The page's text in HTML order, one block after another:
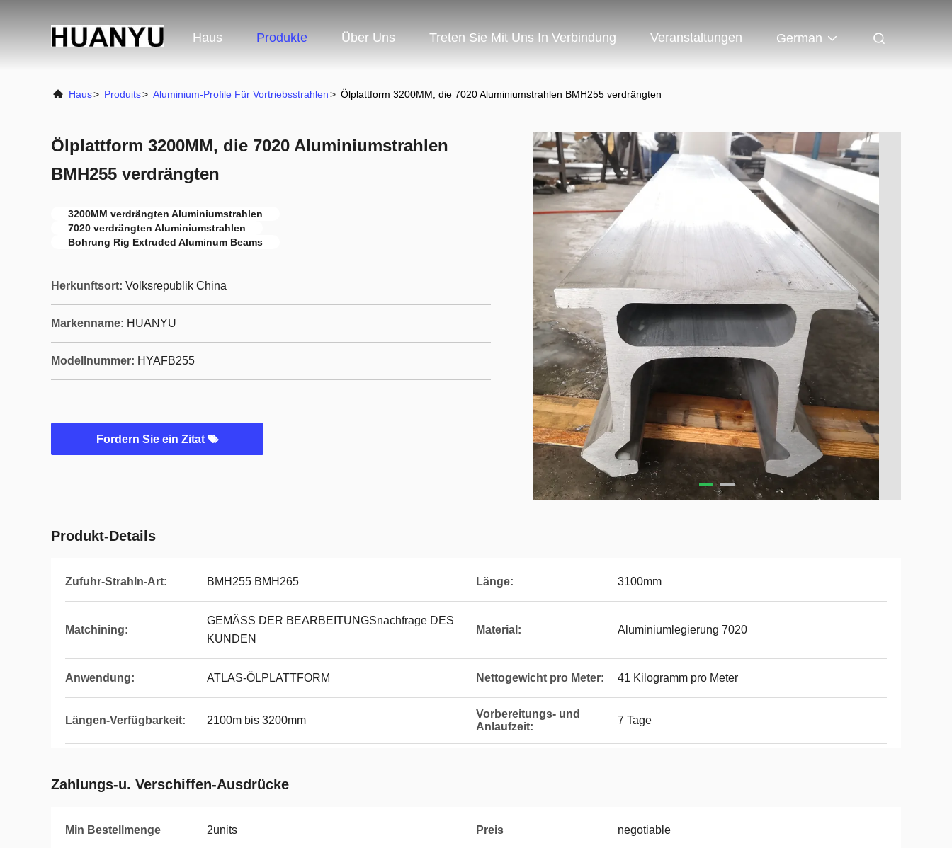
Haus Produkte Über Uns Treten Sie Mit Uns In Verbindung Veranstaltungen German
Haus> Produits> Aluminium-Profile Für Vortriebsstrahlen> Ölplattform 3200MM, die 7020 Aluminiumstrahlen BMH255 verdrängten
Ölplattform 3200MM, die 7020 Aluminiumstrahlen
BMH255 verdrängten
3200MM verdrängten Aluminiumstrahlen
7020 verdrängten Aluminiumstrahlen
Bohrung Rig Extruded Aluminum Beams
Herkunftsort: Volksrepublik China
Markenname: HUANYU
Modellnummer: HYAFB255
Fordern Sie ein Zitat
Produkt-Details
Zufuhr-Strahln-Art: BMH255 BMH265 Länge: 3100mm
Matchining:
GEMÄSS DER BEARBEITUNGSnachfrage DES
KUNDEN
Material: Aluminiumlegierung 7020
Anwendung: ATLAS-ÖLPLATTFORM Nettogewicht pro Meter: 41 Kilogramm pro Meter
Längen-Verfügbarkeit: 2100m bis 3200mm
Vorbereitungs- und
Anlaufzeit:
7 Tage
Zahlungs-u. Verschiffen-Ausdrücke
Min Bestellmenge 2units Preis negotiable